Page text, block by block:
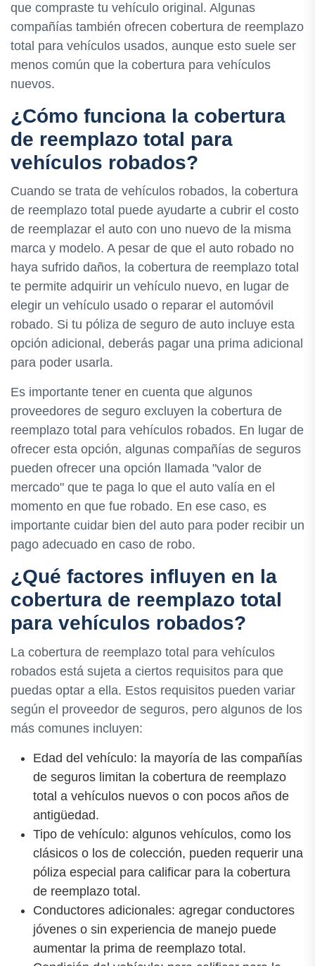
que compraste tu vehículo original. Algunas
compañías también ofrecen cobertura de reemplazo
total para vehículos usados, aunque esto suele ser
menos común que la cobertura para vehículos
nuevos.
¿Cómo funciona la cobertura
de reemplazo total para
vehículos robados?
Cuando se trata de vehículos robados, la cobertura
de reemplazo total puede ayudarte a cubrir el costo
de reemplazar el auto con uno nuevo de la misma
marca y modelo. A pesar de que el auto robado no
haya sufrido daños, la cobertura de reemplazo total
te permite adquirir un vehículo nuevo, en lugar de
elegir un vehículo usado o reparar el automóvil
robado. Si tu póliza de seguro de auto incluye esta
opción adicional, deberás pagar una prima adicional
para poder usarla.
Es importante tener en cuenta que algunos
proveedores de seguro excluyen la cobertura de
reemplazo total para vehículos robados. En lugar de
ofrecer esta opción, algunas compañías de seguros
pueden ofrecer una opción llamada "valor de
mercado" que te paga lo que el auto valía en el
momento en que fue robado. En ese caso, es
importante cuidar bien del auto para poder recibir un
pago adecuado en caso de robo.
¿Qué factores influyen en la
cobertura de reemplazo total
para vehículos robados?
La cobertura de reemplazo total para vehículos
robados está sujeta a ciertos requisitos para que
puedas optar a ella. Estos requisitos pueden variar
según el proveedor de seguros, pero algunos de los
más comunes incluyen:
Edad del vehículo: la mayoría de las compañías
de seguros limitan la cobertura de reemplazo
total a vehículos nuevos o con pocos años de
antigüedad.
Tipo de vehículo: algunos vehículos, como los
clásicos o los de colección, pueden requerir una
póliza especial para calificar para la cobertura
de reemplazo total.
Conductores adicionales: agregar conductores
jóvenes o sin experiencia de manejo puede
aumentar la prima de reemplazo total.